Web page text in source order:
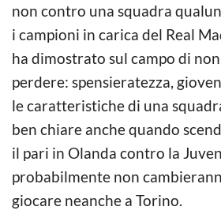
non contro una squadra
i campioni in carica del Real
ha dimostrato sul campo di
perdere: spensieratezza,
le caratteristiche di una
ben chiare anche quando
il pari in Olanda contro la
probabilmente non
giocare neanche a Torino.